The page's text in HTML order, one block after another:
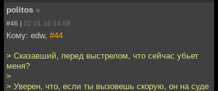
politos »
#46 | 02.01.16 14:58
Кому: edw, #44
> Сказавший, перед выстрелом, что сейчас убьет
меня?
>
> Уверен, что, если ты вызовешь скорую, он на суде